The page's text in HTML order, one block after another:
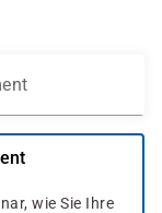
wie Sie Ihre